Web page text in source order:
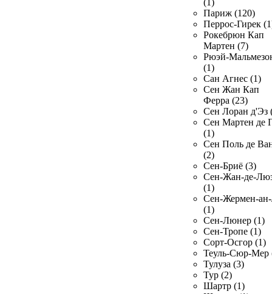
(1)
Париж (120)
Перрос-Гирек
Рокебрюн Кап
Мартен (7)
Рюэй-
(1)
Сан Агнес (1)
Сен Жан Кап
Ферра (23)
Сен Лоран д'Эз
Сен Мартен де
(1)
Сен Поль де
(2)
Сен-Бриё (3)
Сен-Жан-де-
(1)
Сен-Жермен-
(1)
Сен-Люнер (1)
Сен-Тропе (1)
Сорт-Осгор (1)
Теуль-Сюр-Мер
Тулуза (3)
Тур (2)
Шартр (1)